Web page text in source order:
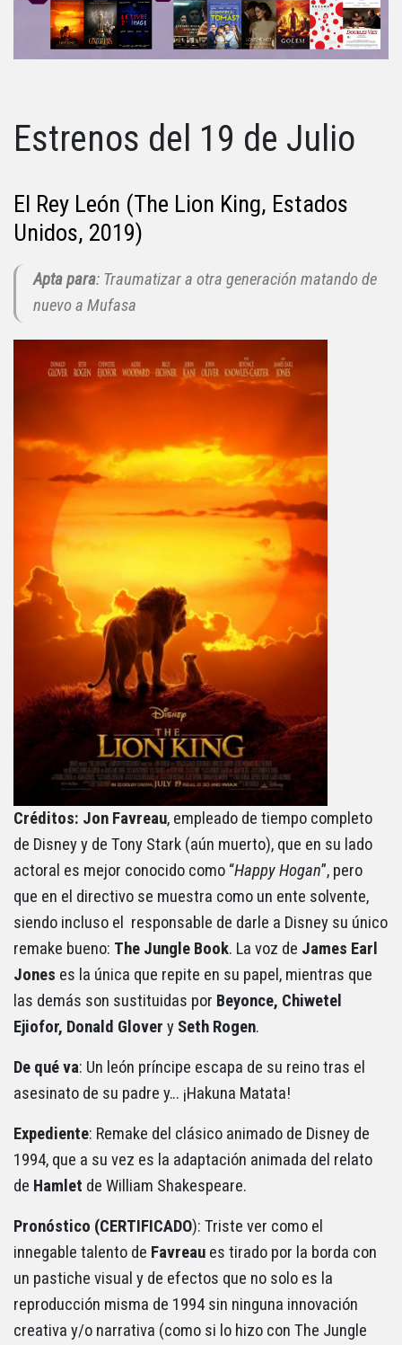
Estrenos del 19 de Julio
El Rey León (The Lion King, Estados
Unidos, 2019)
Apta para: Traumatizar a otra generación matando de
nuevo a Mufasa
Créditos: Jon Favreau, empleado de tiempo completo
de Disney y de Tony Stark (aún muerto), que en su lado
actoral es mejor conocido como “Happy Hogan”, pero
que en el directivo se muestra como un ente solvente,
siendo incluso el responsable de darle a Disney su único
remake bueno: The Jungle Book. La voz de James Earl
Jones es la única que repite en su papel, mientras que
las demás son sustituidas por Beyonce, Chiwetel
Ejiofor, Donald Glover y Seth Rogen.
De qué va: Un león príncipe escapa de su reino tras el
asesinato de su padre y… ¡Hakuna Matata!
Expediente: Remake del clásico animado de Disney de
1994, que a su vez es la adaptación animada del relato
de Hamlet de William Shakespeare.
Pronóstico (CERTIFICADO): Triste ver como el
innegable talento de Favreau es tirado por la borda con
un pastiche visual y de efectos que no solo es la
reproducción misma de 1994 sin ninguna innovación
creativa y/o narrativa (como si lo hizo con The Jungle